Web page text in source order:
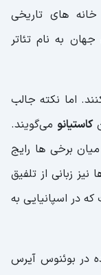
خانه های تاریخی
به نام تئاتر
اما نکته جالب
کاستیانو می‌گویند.
میان برخی ها رایج
زبانی از تلفیق
که در اسپانیایی به
در بوئنوس آیرس